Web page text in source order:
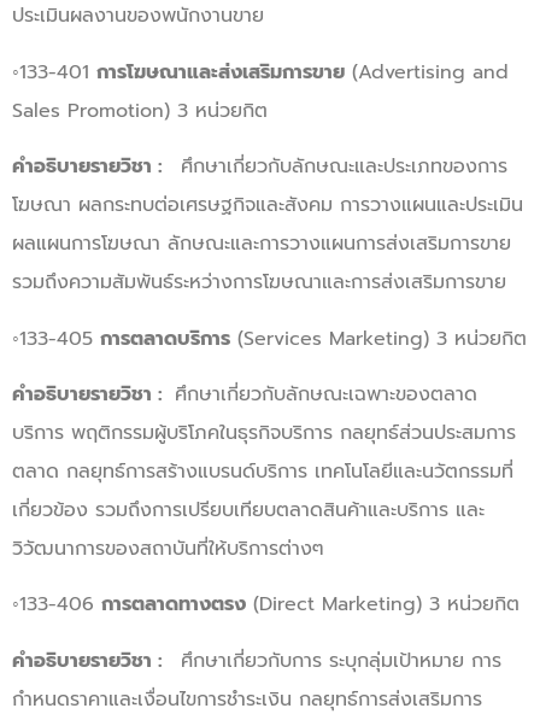
ประเมินผลงานของพนักงานขาย
◦133-401 การโฆษณาและส่งเสริมการขาย (Advertising and
Sales Promotion) 3 หน่วยกิต
คำอธิบายรายวิชา : ศึกษาเกี่ยวกับลักษณะและประเภทของการ
โฆษณา ผลกระทบต่อเศรษฐกิจและสังคม การวางแผนและประเมิน
ผลแผนการโฆษณา ลักษณะและการวางแผนการส่งเสริมการขาย
รวมถึงความสัมพันธ์ระหว่างการโฆษณาและการส่งเสริมการขาย
◦133-405 การตลาดบริการ (Services Marketing) 3 หน่วยกิต
คำอธิบายรายวิชา : ศึกษาเกี่ยวกับลักษณะเฉพาะของตลาด
บริการ พฤติกรรมผู้บริโภคในธุรกิจบริการ กลยุทธ์ส่วนประสมการ
ตลาด กลยุทธ์การสร้างแบรนด์บริการ เทคโนโลยีและนวัตกรรมที่
เกี่ยวข้อง รวมถึงการเปรียบเทียบตลาดสินค้าและบริการ และ
วิวัฒนาการของสถาบันที่ให้บริการต่างๆ
◦133-406 การตลาดทางตรง (Direct Marketing) 3 หน่วยกิต
คำอธิบายรายวิชา : ศึกษาเกี่ยวกับการ ระบุกลุ่มเป้าหมาย การ
กำหนดราคาและเงื่อนไขการชำระเงิน กลยุทธ์การส่งเสริมการ